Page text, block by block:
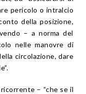
pericolo o intralcio
della posizione,
– a norma del
nelle manovre di
circolazione, dare
– “che se il